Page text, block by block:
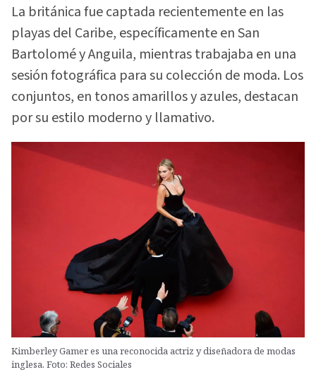
La británica fue captada recientemente en las
playas del Caribe, específicamente en San
Bartolomé y Anguila, mientras trabajaba en una
sesión fotográfica para su colección de moda. Los
conjuntos, en tonos amarillos y azules, destacan
por su estilo moderno y llamativo.
Kimberley Gamer es una reconocida actriz y diseñadora de modas
inglesa. Foto: Redes Sociales